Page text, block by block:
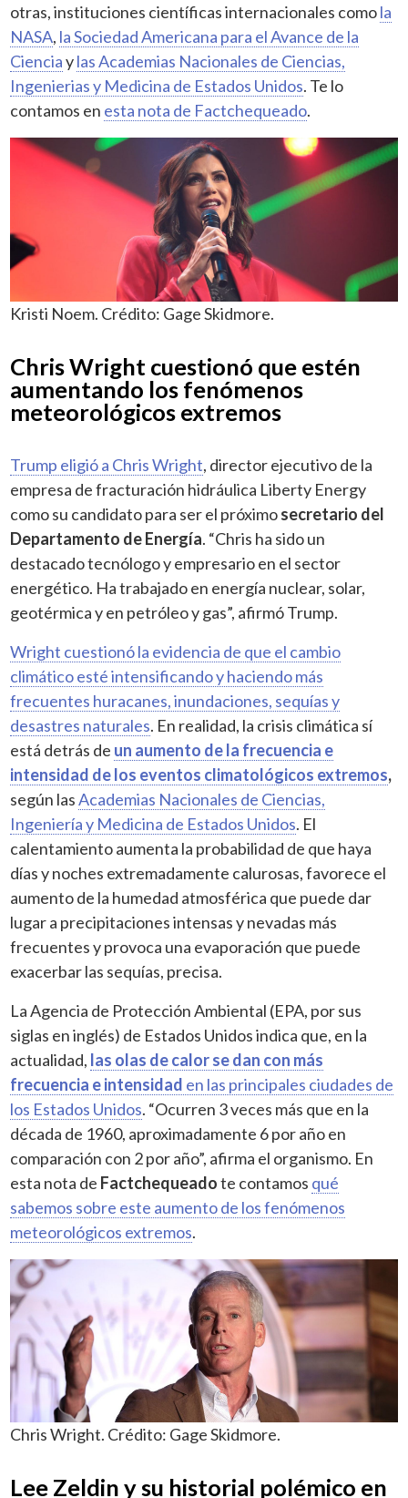
otras, instituciones científicas internacionales comola
NASA, la Sociedad Americana para el Avance de la
Cienciaylas Academias Nacionales de Ciencias,
Ingenierias y Medicina de Estados Unidos. Te lo
contamos en esta nota de Factchequeado.
Kristi Noem. Crédito: Gage Skidmore.
Chris Wright cuestionó que estén
aumentando los fenómenos
meteorológicos extremos
Trump eligió a Chris Wright, director ejecutivo de la
empresa de fracturación hidráulica Liberty Energy
como su candidato para ser el próximosecretario del
Departamento de Energía. “Chris ha sido un
destacado tecnólogo y empresario en el sector
energético. Ha trabajado en energía nuclear, solar,
geotérmica y en petróleo y gas”, afirmó Trump.
Wright cuestionó la evidencia de que el cambio
climático esté intensificando y haciendo más
frecuentes huracanes, inundaciones, sequías y
desastres naturales. En realidad, la crisis climática sí
está detrás de un aumento de la frecuencia e
intensidad de los eventos climatológicos extremos,
según lasAcademias Nacionales de Ciencias,
Ingeniería y Medicina de Estados Unidos. El
calentamiento aumenta la probabilidad de que haya
días y noches extremadamente calurosas, favorece el
aumento de la humedad atmosférica que puede dar
lugar a precipitaciones intensas y nevadas más
frecuentes y provoca una evaporación que puede
exacerbar las sequías, precisa.
La Agencia de Protección Ambiental (EPA, por sus
siglas en inglés) de Estados Unidos indica que, en la
actualidad, las olas de calor se dan con más
frecuencia e intensidad en las principales ciudades de
los Estados Unidos. “Ocurren 3 veces más que en la
década de 1960, aproximadamente 6 por año en
comparación con 2 por año”, afirma el organismo. En
esta nota de Factchequeadote contamos qué
sabemos sobre este aumento de los fenómenos
meteorológicos extremos.
Chris Wright. Crédito: Gage Skidmore.
Lee Zeldin y su historial polémico en